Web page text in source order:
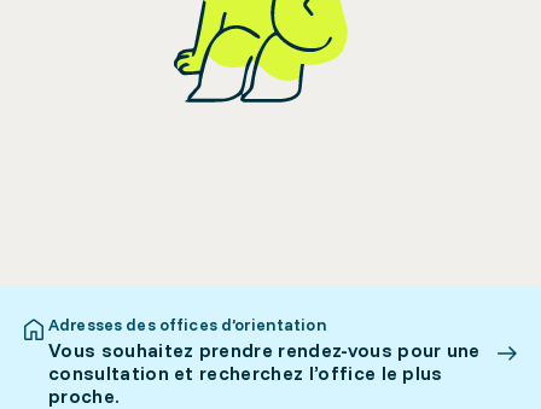
Adresses des offices d’orientation
Vous souhaitez prendre rendez-vous pour une
consultation et recherchez l’office le plus
proche.